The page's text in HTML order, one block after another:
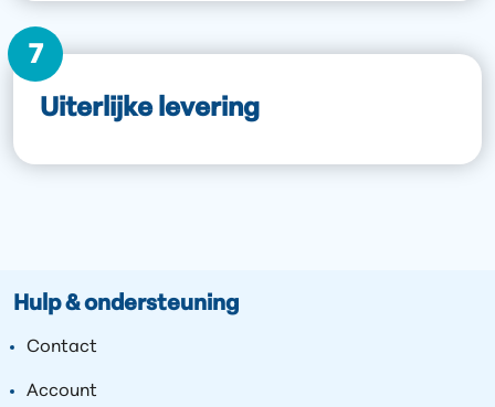
7
Uiterlijke levering
Hulp & ondersteuning
Contact
Account